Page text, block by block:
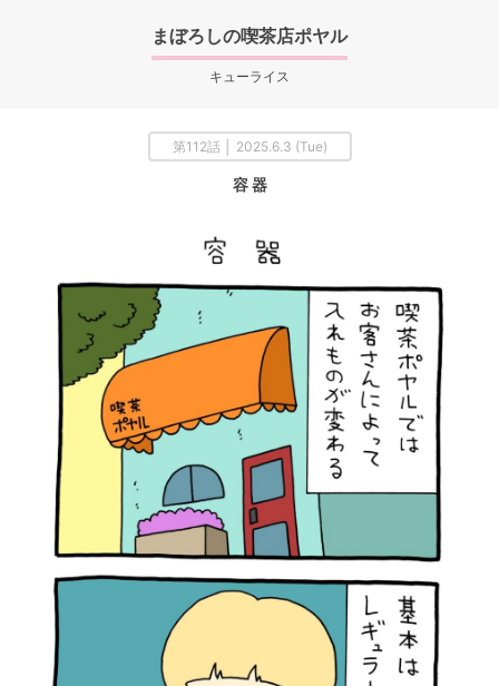
まぼろしの喫茶店ポヤル
キューライス
第112話 │ 2025.6.3 (Tue)
容 器